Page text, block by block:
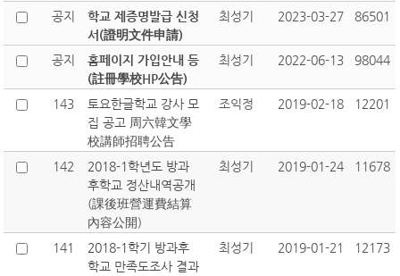
공지
학교 제증명발급 신청
서(證明文件申請)
최성기 2023-03-27 86501
공지
홈페이지 가입안내 등
(註冊學校HP公告)
최성기 2022-06-13 98044
143
토요한글학교 강사 모
집 공고 周六韓文學
校講師招聘公告
조익정 2019-02-18 12201
142
2018-1학년도 방과
후학교 정산내역공개
(課後班營運費結算
內容公開)
최성기 2019-01-24 11678
141
2018-1학기 방과후
학교 만족도조사 결과
최성기 2019-01-21 12173